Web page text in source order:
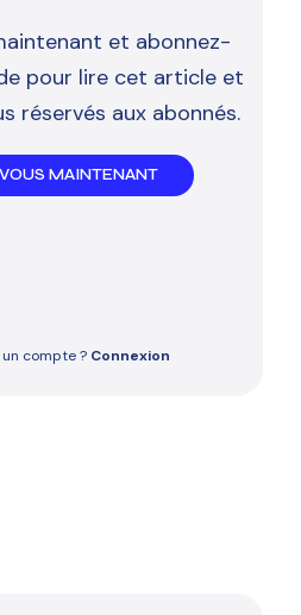
et abonnez-
pour lire cet article et
réservés aux abonnés.
MAINTENANT
un compte ? Connexion